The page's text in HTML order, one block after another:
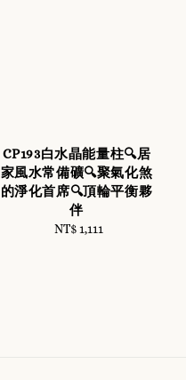
CP193白水晶能量柱🔍居
家風水常備礦🔍聚氣化煞
的淨化首席🔍頂輪平衡夥
伴
Regular
NT$ 1,111